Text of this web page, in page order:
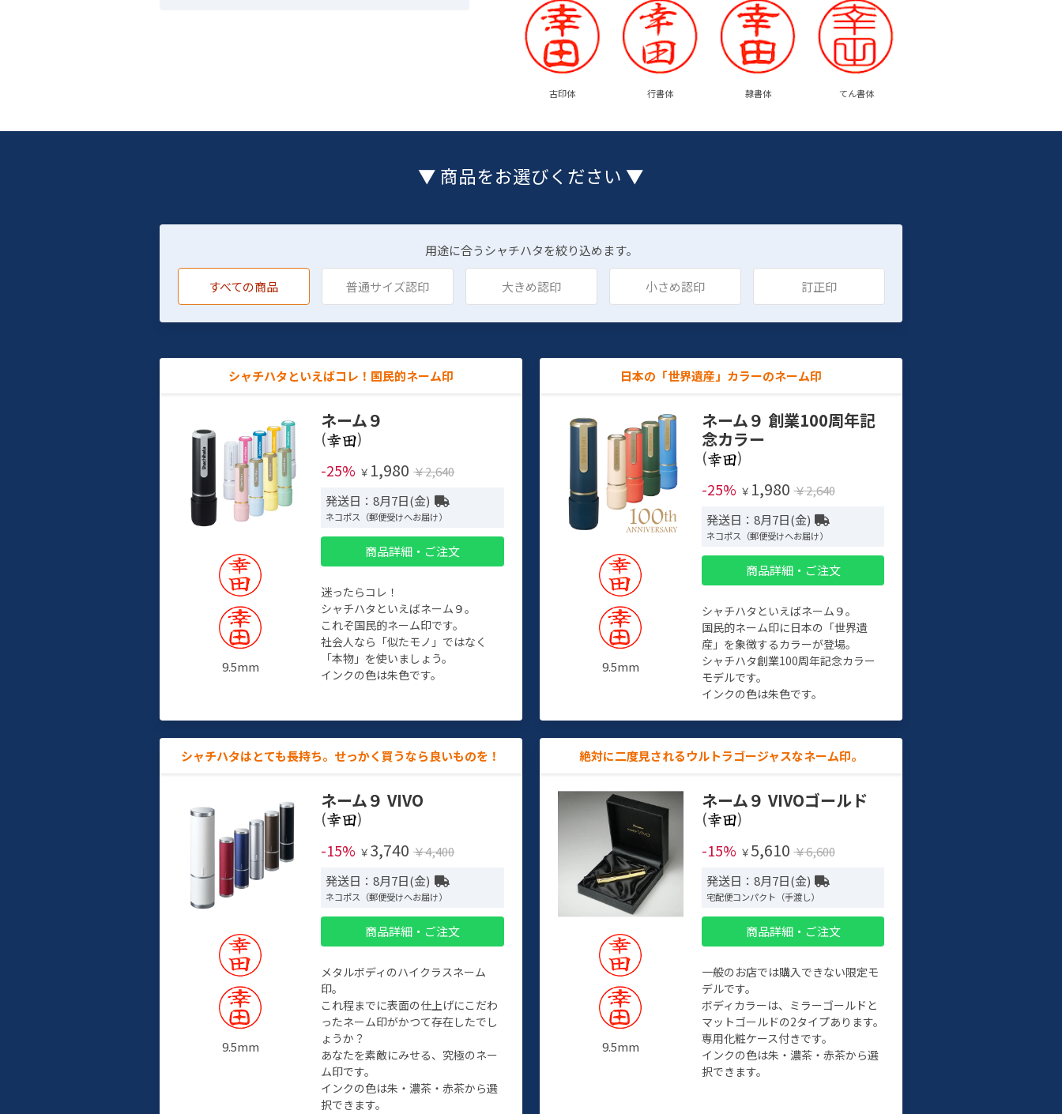
古印体 行書体 隷書体 てん書体
▼ 商品をお選びください ▼
用途に合うシャチハタを絞り込めます。
すべての商品 普通サイズ認印 大きめ認印 小さめ認印 訂正印
シャチハタといえばコレ！国民的ネーム印
9.5mm
ネーム９
(
)
-25% ￥ 1,980 ￥2,640
発送日：8月7日(金)
ネコポス（郵便受けへお届け）
商品詳細・ご注文
迷ったらコレ！
シャチハタといえばネーム９。
これぞ国民的ネーム印です。
社会人なら「似たモノ」ではなく
「本物」を使いましょう。
インクの色は朱色です。
日本の「世界遺産」カラーのネーム印
9.5mm
ネーム９ 創業100周年記
念カラー
(
)
-25% ￥ 1,980 ￥2,640
発送日：8月7日(金)
ネコポス（郵便受けへお届け）
商品詳細・ご注文
シャチハタといえばネーム９。
国民的ネーム印に日本の「世界遺
産」を象徴するカラーが登場。
シャチハタ創業100周年記念カラー
モデルです。
インクの色は朱色です。
シャチハタはとても長持ち。せっかく買うなら良いものを！
9.5mm
ネーム９ VIVO
(
)
-15% ￥ 3,740 ￥4,400
発送日：8月7日(金)
ネコポス（郵便受けへお届け）
商品詳細・ご注文
メタルボディのハイクラスネーム
印。
これ程までに表面の仕上げにこだわ
ったネーム印がかつて存在したでし
ょうか？
あなたを素敵にみせる、究極のネー
ム印です。
インクの色は朱・濃茶・赤茶から選
択できます。
絶対に二度見されるウルトラゴージャスなネーム印。
9.5mm
ネーム９ VIVOゴールド
(
)
-15% ￥ 5,610 ￥6,600
発送日：8月7日(金)
宅配便コンパクト（手渡し）
商品詳細・ご注文
一般のお店では購入できない限定モ
デルです。
ボディカラーは、ミラーゴールドと
マットゴールドの2タイプあります。
専用化粧ケース付きです。
インクの色は朱・濃茶・赤茶から選
択できます。